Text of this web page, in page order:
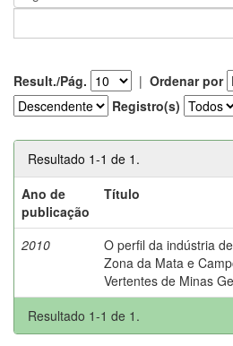
Result./Pág. | Ordenar por
Registro(s)
Resultado 1-1 de 1.
Ano de
publicação
Título
2010
O perfil da indústria
Zona da Mata e
Vertentes de Minas
Resultado 1-1 de 1.